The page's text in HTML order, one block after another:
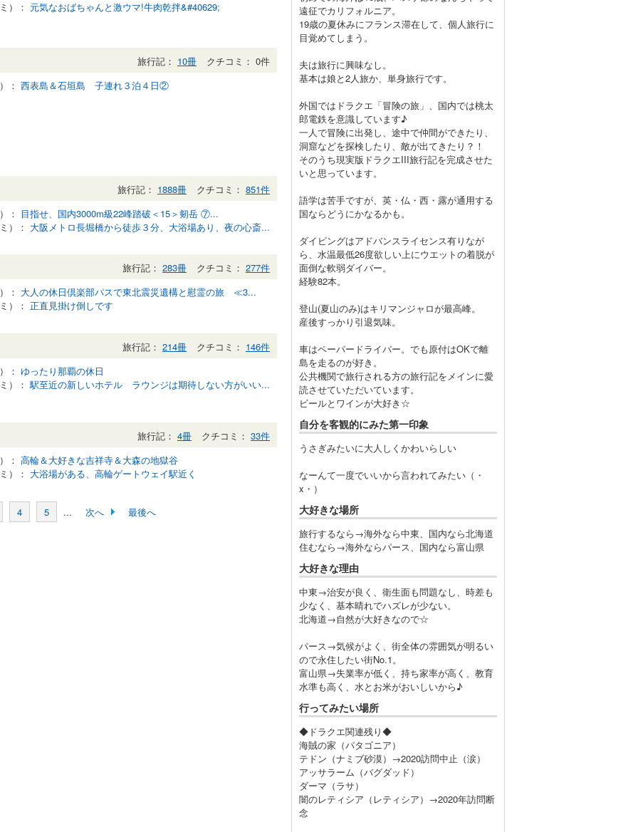
）： 元気なおばちゃんと激ウマ!牛肉乾拌&#40629;
旅行記： 10冊
クチコミ： 0件
： 西表島＆石垣島 子連れ３泊４日②
旅行記： 1888冊 クチコミ： 851件
： 目指せ、国内3000m級22峰踏破＜15＞剱岳 ⑦...
）： 大阪メトロ長堀橋から徒歩３分、大浴場あり、夜の心斎...
旅行記： 283冊 クチコミ： 277件
： 大人の休日倶楽部パスで東北震災遺構と慰霊の旅 ≪3...
）： 正直見掛け倒しです
旅行記： 214冊 クチコミ： 146件
： ゆったり那覇の休日
）： 駅至近の新しいホテル ラウンジは期待しない方がいい...
旅行記： 4冊 クチコミ： 33件
： 高輪＆大好きな吉祥寺＆大森の地獄谷
）： 大浴場がある、高輪ゲートウェイ駅近く
4 5 ... 次へ 最後へ
遠征でカリフォルニア。
19歳の夏休みにフランス滞在して、個人旅行に
目覚めてしまう。
夫は旅行に興味なし。
基本は娘と2人旅か、単身旅行です。
外国ではドラクエ「冒険の旅」、国内では桃太
郎電鉄を意識しています♪
一人で冒険に出発し、途中で仲間ができたり、
洞窟などを探検したり、敵が出てきたり？！
そのうち現実版ドラクエIII旅行記を完成させた
いと思っています。
語学は苦手ですが、英・仏・西・露が通用する
国ならどうにかなるかも。
ダイビングはアドバンスライセンス有りなが
ら、水温最低26度欲しい上にウエットの着脱が
面倒な軟弱ダイバー。
経験82本。
登山(夏山のみ)はキリマンジャロが最高峰。
産後すっかり引退気味。
車はペーパードライバー。でも原付はOKで離
島を走るのが好き。
公共機関で旅行される方の旅行記をメインに愛
読させていただいています。
ビールとワインが大好き☆
自分を客観的にみた第一印象
うさぎみたいに大人しくかわいらしい
なーんて一度でいいから言われてみたい（・
x・）
大好きな場所
旅行するなら→海外なら中東、国内なら北海道
住むなら→海外ならパース、国内なら富山県
大好きな理由
中東→治安が良く、衛生面も問題なし、時差も
少なく、基本晴れでハズレが少ない。
北海道→自然が大好きなので☆
パース→気候がよく、街全体の雰囲気が明るい
ので永住したい街No.1。
富山県→失業率が低く、持ち家率が高く、教育
水準も高く、水とお米がおいしいから♪
行ってみたい場所
◆ドラクエ関連残り◆
海賊の家（パタゴニア）
テドン（ナミブ砂漠）→2020訪問中止（涙）
アッサラーム（バグダッド）
ダーマ（ラサ）
闇のレティシア（レティシア）→2020年訪問断
念